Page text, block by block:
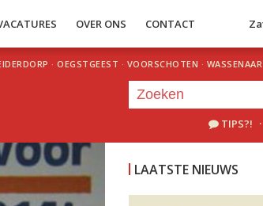
OVER ONS CONTACT
· OEGSTGEEST · VOORSCHOTEN · WASSENAAR
TIPS?! ·
LAATSTE NIEUWS